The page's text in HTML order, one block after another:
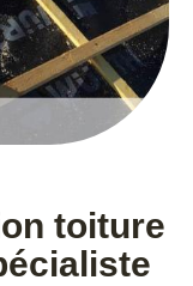
toiture